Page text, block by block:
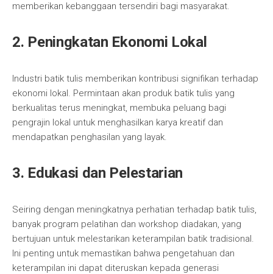
memberikan kebanggaan tersendiri bagi masyarakat.
2. Peningkatan Ekonomi Lokal
Industri batik tulis memberikan kontribusi signifikan terhadap
ekonomi lokal. Permintaan akan produk batik tulis yang
berkualitas terus meningkat, membuka peluang bagi
pengrajin lokal untuk menghasilkan karya kreatif dan
mendapatkan penghasilan yang layak.
3. Edukasi dan Pelestarian
Seiring dengan meningkatnya perhatian terhadap batik tulis,
banyak program pelatihan dan workshop diadakan, yang
bertujuan untuk melestarikan keterampilan batik tradisional.
Ini penting untuk memastikan bahwa pengetahuan dan
keterampilan ini dapat diteruskan kepada generasi